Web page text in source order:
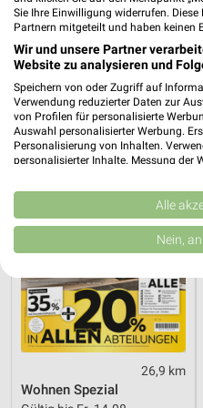
23,7 km
Angebote ab 01.08.
Noch morgen gültig
XXXLutz
26,9 km
Wohnen Spezial
Sie Ihre Einwilligung widerrufen.
Partnern mitgeteilt und haben keinen
Wir und unsere Partner
Website zu analysieren und
Speichern von oder Zugriff auf
Verwendung reduzierter Daten zur
von Profilen für personalisierte
Auswahl personalisierter Werbung.
Personalisierung von Inhalten.
personalisierter Inhalte. Messung der
Kombinationen von Daten aus
Verbesserung der Angebote.
von Inhalten.
Daten können außerhalb der
USA gesendet werden.
Website/App.
Partnerliste anzeigen (1 IAB-
Wir nutzen Ihre Daten für folgende
IAB-Verarbeitungszwecke:
Speichern von oder Zugriff
auf einem Endgerät
Alle
Nein,